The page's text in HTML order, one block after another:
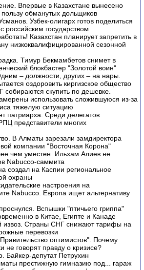
Впервые в Казахстане вынесено
обманутых дольщиков
Узбек-олигарх готов поделиться
российским государством
Казахстан планирует запретить в
низкоквалифицированной сезонной
Тимур Бекмамбетов снимет в
блокбастер "Золотой воин"
– должности, других – на нары.
оздоровить киргизское общество
скупить по дешевке.
использовать сложившуюся из-за
тяжелую ситуацию
патриарха. Среди делегатов
представители многих
В Алматы зарезали замдиректора
компании "Восточная Корона"
чем уместен. Ильхам Алиев не
Nabucco-саммита
создал на Каспии региональное
охраны
настроения на
Nabucco. Европа ищет альтернативу
Вспышки "птичьего гриппа"
в Китае, Египте и Канаде
Страны СНГ снижают тарифы на
перевозки
оптимистов". Почему
не говорят правду о кризисе?
Байкер-депутат Петрухин
престижную гимназию под... гараж